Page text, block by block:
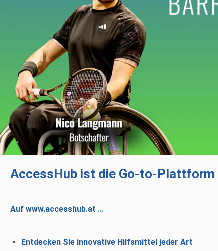
AccessHub ist die Go-to-Plattform
Auf www.accesshub.at ...
Entdecken Sie innovative Hilfsmittel jeder Art